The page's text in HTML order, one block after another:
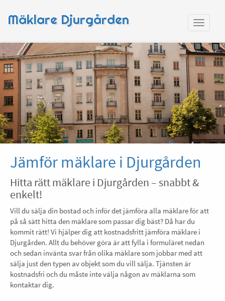
Mäklare Djurgården
Jämför mäklare i Djurgården
Hitta rätt mäklare i Djurgården – snabbt &
enkelt!
Vill du sälja din bostad och inför det jämföra alla mäklare för att
på så sätt hitta den mäklare som passar dig bäst? Då har du
kommit rätt! Vi hjälper dig att kostnadsfritt jämföra mäklare i
Djurgården. Allt du behöver göra är att fylla i formuläret nedan
och sedan invänta svar från olika mäklare som jobbar med att
sälja just den typen av objekt som du vill sälja. Tjänsten är
kostnadsfri och du måste inte välja någon av mäklarna som
kontaktar dig.